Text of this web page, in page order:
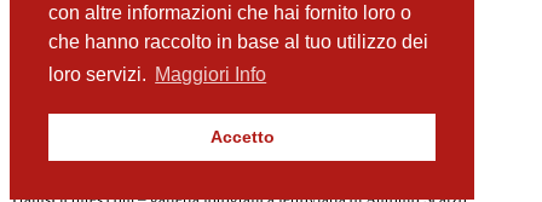
con altre informazioni che hai fornito loro o
che hanno raccolto in base al tuo utilizzo dei
loro servizi. Maggiori Info
Accetto
ALn668 1220 e 1224 Porto Empedocle Tramonto
(81 m)
8. ALn668 Agrigento
D445 1006 Passaggio a Livello Porto Empedocle